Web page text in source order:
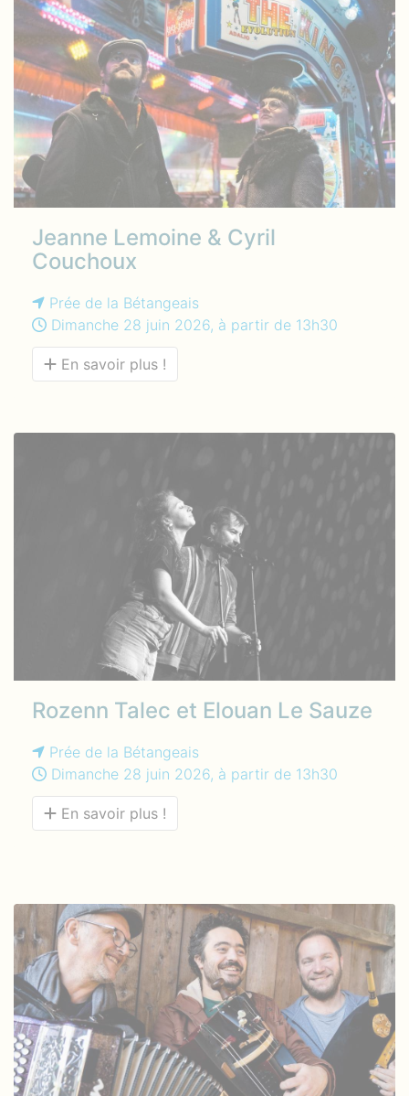
Jeanne Lemoine & Cyril
Couchoux
Prée de la Bétangeais
Dimanche 28 juin 2026, à partir de 13h30
En savoir plus !
Rozenn Talec et Elouan Le Sauze
Prée de la Bétangeais
Dimanche 28 juin 2026, à partir de 13h30
En savoir plus !